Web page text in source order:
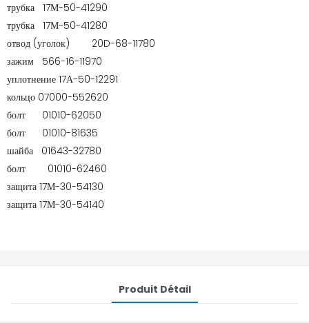
трубка 17М-50-41290
трубка 17М-50-41280
отвод (уголок)
20D-68-11780
зажим
566-16-11970
уплотнение 17А-50-12291
кольцо 07000-552620
болт
01010-62050
болт
01010-81635
шайба
01643-32780
болт
01010-62460
защита 17М-30-54130
защита 17М-30-54140
Produit Détail